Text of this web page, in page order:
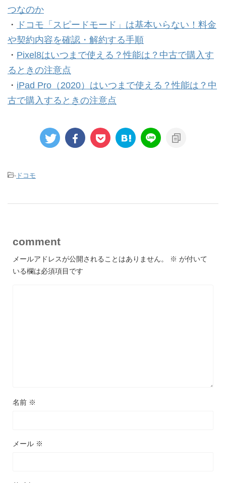
つなのか
・
ドコモ「スピードモード」は基本いらない！料金
や契約内容を確認・解約する手順
・ Pixel8はいつまで使える？性能は？中古で購入す
るときの注意点
・ iPad Pro（2020）はいつまで使える？性能は？中
古で購入するときの注意点
- ドコモ
comment
メールアドレスが公開されることはありません。 ※ が付いて
いる欄は必須項目です
名前 ※
メール ※